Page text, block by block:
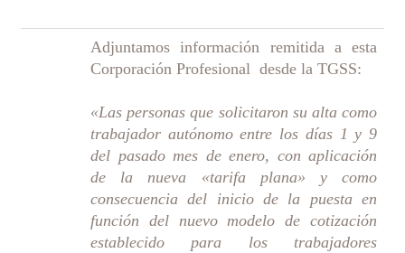
Adjuntamos información remitida a esta
Corporación Profesional desde la TGSS:
«Las personas que solicitaron su alta como
trabajador autónomo entre los días 1 y 9
del pasado mes de enero, con aplicación
de la nueva «tarifa plana» y como
consecuencia del inicio de la puesta en
función del nuevo modelo de cotización
establecido para los trabajadores